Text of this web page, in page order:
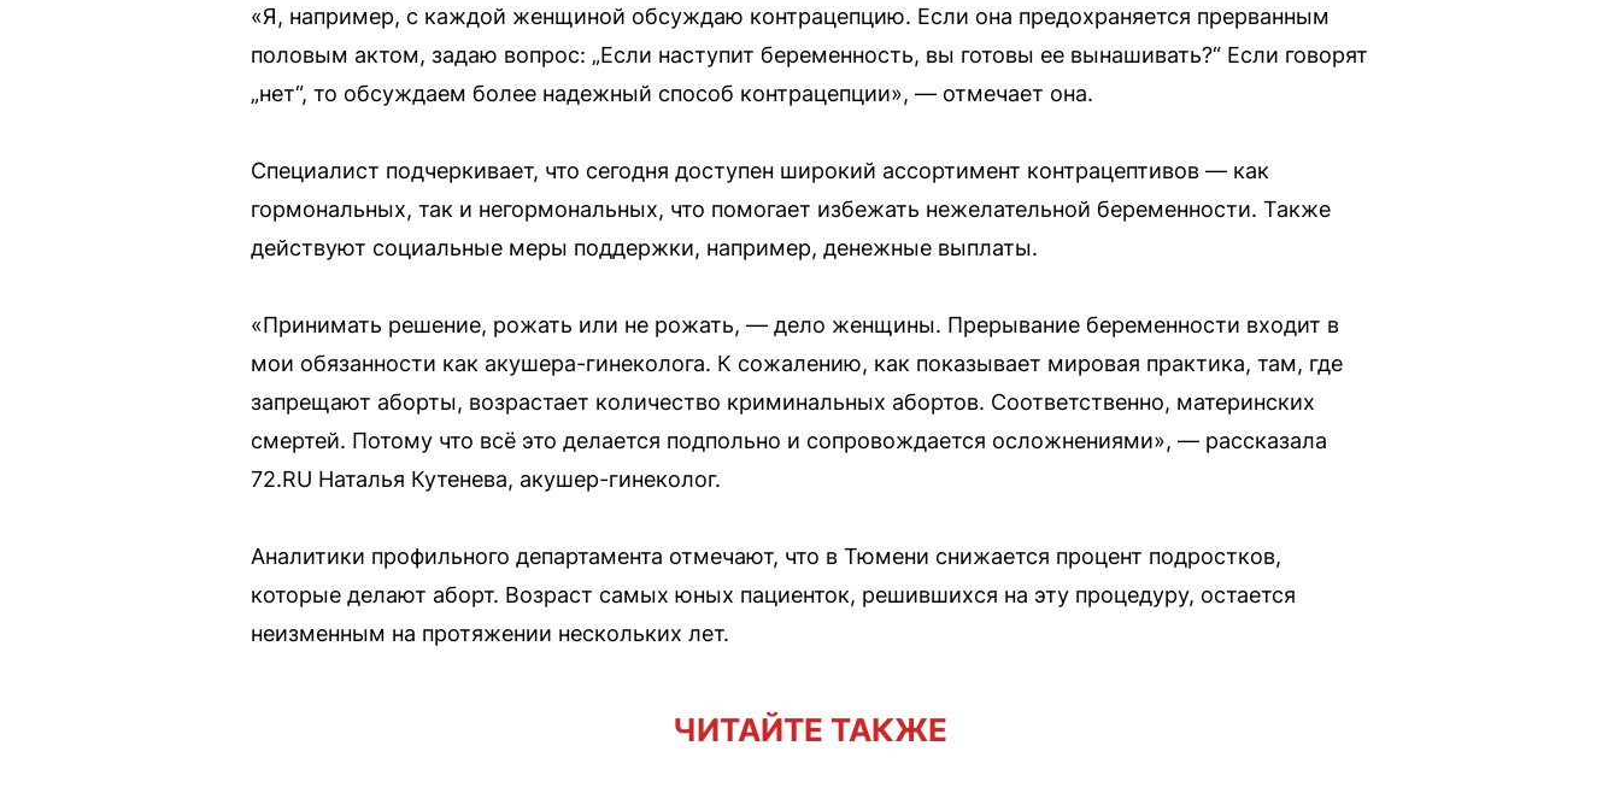
«Я, например, с каждой женщиной обсуждаю контрацепцию. Если она предохраняется прерванным
половым актом, задаю вопрос: „Если наступит беременность, вы готовы ее вынашивать?“ Если говорят
„нет“, то обсуждаем более надежный способ контрацепции», — отмечает она.
Специалист подчеркивает, что сегодня доступен широкий ассортимент контрацептивов — как
гормональных, так и негормональных, что помогает избежать нежелательной беременности. Также
действуют социальные меры поддержки, например, денежные выплаты.
«Принимать решение, рожать или не рожать, — дело женщины. Прерывание беременности входит в
мои обязанности как акушера-гинеколога. К сожалению, как показывает мировая практика, там, где
запрещают аборты, возрастает количество криминальных абортов. Соответственно, материнских
смертей. Потому что всё это делается подпольно и сопровождается осложнениями», — рассказала
72.RU Наталья Кутенева, акушер-гинеколог.
Аналитики профильного департамента отмечают, что в Тюмени снижается процент подростков,
которые делают аборт. Возраст самых юных пациенток, решившихся на эту процедуру, остается
неизменным на протяжении нескольких лет.
ЧИТАЙТЕ ТАКЖЕ